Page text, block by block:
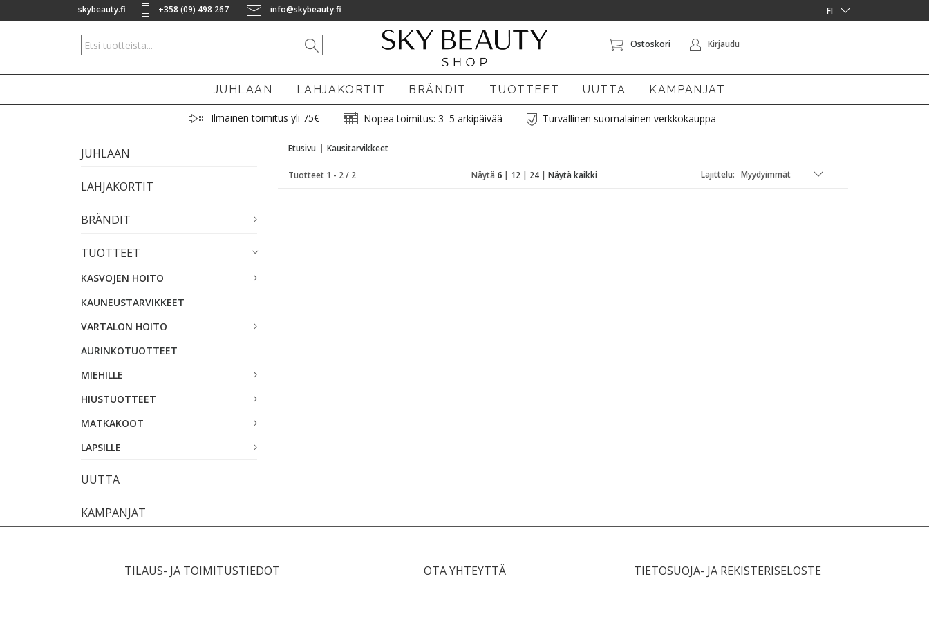
skybeauty.fi +358 (09) 498 267 info@skybeauty.fi
Ostoskori Kirjaudu
JUHLAAN LAHJAKORTIT BRÄNDIT TUOTTEET UUTTA KAMPANJAT
Ilmainen toimitus yli 75€ Nopea toimitus: 3–5 arkipäivää Turvallinen suomalainen verkkokauppa
JUHLAAN
LAHJAKORTIT
BRÄNDIT
TUOTTEET
KASVOJEN HOITO
KAUNEUSTARVIKKEET
VARTALON HOITO
AURINKOTUOTTEET
MIEHILLE
HIUSTUOTTEET
MATKAKOOT
LAPSILLE
UUTTA
KAMPANJAT
Etusivu | Kausitarvikkeet
Tuotteet 1 - 2 / 2 Näytä 6| 12| 24| Näytä kaikki Lajittelu:
TILAUS- JA TOIMITUSTIEDOT OTA YHTEYTTÄ TIETOSUOJA- JA REKISTERISELOSTE